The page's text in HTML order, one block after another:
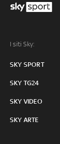
I siti Sky:
SKY SPORT
SKY TG24
SKY VIDEO
SKY ARTE